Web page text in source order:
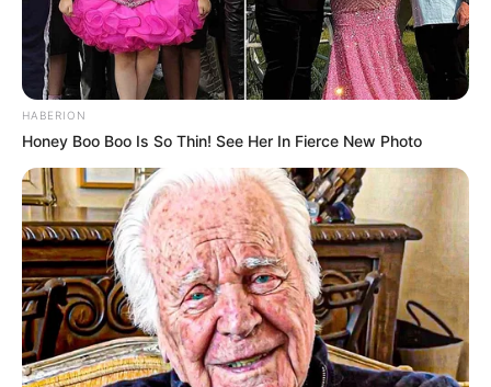
HABERION
Honey Boo Boo Is So Thin! See Her In Fierce New Photo